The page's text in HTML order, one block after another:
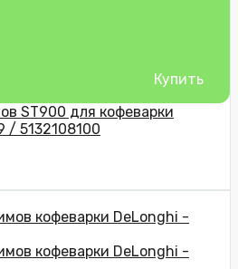
Купить
ST900 для кофеварки
/ 5132108100